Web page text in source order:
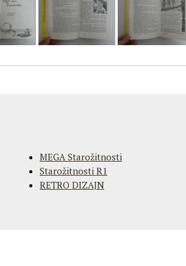
MEGA Starožitnosti
Starožitnosti R1
RETRO DIZAJN